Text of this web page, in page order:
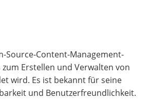
Source-Content-Management-
zum Erstellen und Verwalten von
wird. Es ist bekannt für seine
und Benutzerfreundlichkeit.